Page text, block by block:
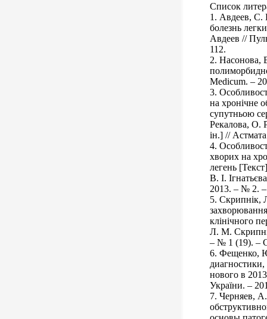
Список
1. Авдеев, С.
болезнь
Авдеев //
112.
2. Насонова,
Medicum. –
3.
на хронічне
супутньою
Pекалова, О.
ін.] //
4.
хворих на
легень
В. І.
2013. – № 2.
5. Скрипнік,
клінічного
Л. М.
– № 1 (19). –
6. Фещенко,
нового в
України. –
7. Черняев,